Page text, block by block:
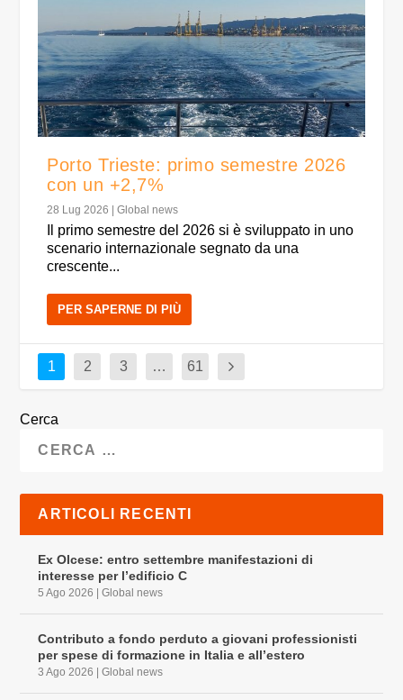
Porto Trieste: primo semestre 2026
con un +2,7%
28 Lug 2026 |Global news
Il primo semestre del 2026 si è sviluppato in uno
scenario internazionale segnato da una
crescente...
PER SAPERNE DI PIÙ
1 2 3 … 61
Cerca
ARTICOLI RECENTI
Ex Olcese: entro settembre manifestazioni di
interesse per l’edificio C
5 Ago 2026 |Global news
Contributo a fondo perduto a giovani professionisti
per spese di formazione in Italia e all’estero
3 Ago 2026 |Global news